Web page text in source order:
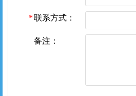
联系方式：
备注：